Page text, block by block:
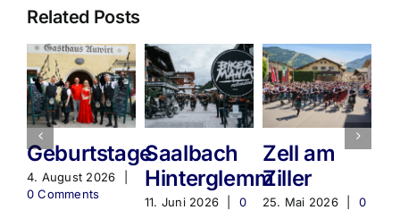
Related Posts
Geburtstage
4. August 2026
0 Comments
Saalbach
Hinterglemm
11. Juni 2026
0
Zell am
Ziller
25. Mai 2026
0